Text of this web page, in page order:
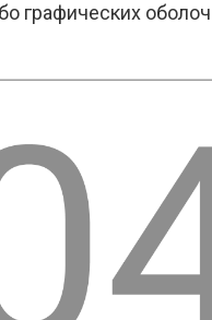
графических